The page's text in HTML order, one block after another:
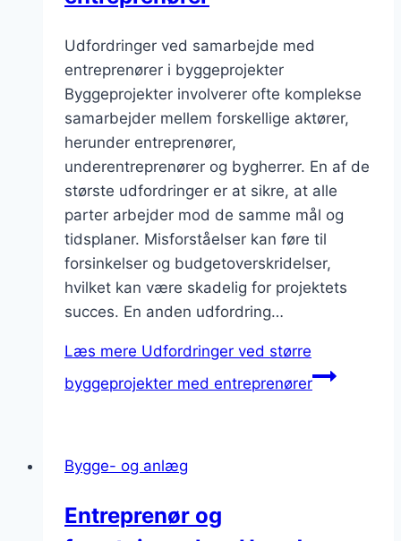
Udfordringer ved samarbejde med
entreprenører i byggeprojekter
Byggeprojekter involverer ofte komplekse
samarbejder mellem forskellige aktører,
herunder entreprenører,
underentreprenører og bygherrer. En af de
største udfordringer er at sikre, at alle
parter arbejder mod de samme mål og
tidsplaner. Misforståelser kan føre til
forsinkelser og budgetoverskridelser,
hvilket kan være skadelig for projektets
succes. En anden udfordring…
Læs mere Udfordringer ved større
byggeprojekter med entreprenører
Bygge- og anlæg
Entreprenør og